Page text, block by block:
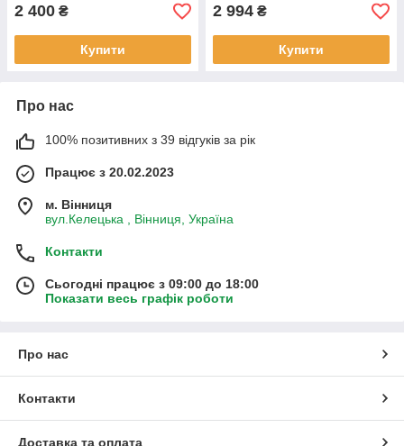
2 400 ₴
Купити
2 994 ₴
Купити
Про нас
100% позитивних з 39 відгуків за рік
Працює з 20.02.2023
м. Вінниця
вул.Келецька , Вінниця, Україна
Контакти
Сьогодні працює з 09:00 до 18:00
Показати весь графік роботи
Про нас
Контакти
Доставка та оплата